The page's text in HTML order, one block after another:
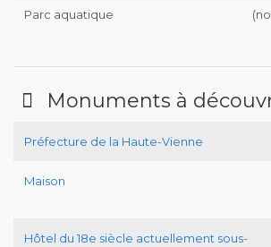
Parc aquatique
Monuments à
Préfecture de la Haute-Vienne
Maison
Hôtel du 18e siècle actuellement sous-